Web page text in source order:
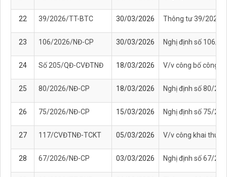
22 39/2026/TT-BTC 30/03/2026 Thông tư 39/2026/
23 106/2026/NĐ-CP 30/03/2026 Nghị định số 106/
24 Số 205/QĐ-CVĐTNĐ 18/03/2026 V/v công bố công
25 80/2026/NĐ-CP 18/03/2026 Nghị định số 80/
26 75/2026/NĐ-CP 15/03/2026 Nghị định số 75/
27 117/CVĐTNĐ-TCKT 05/03/2026 V/v công khai
28 67/2026/NĐ-CP 03/03/2026 Nghị định số 67/